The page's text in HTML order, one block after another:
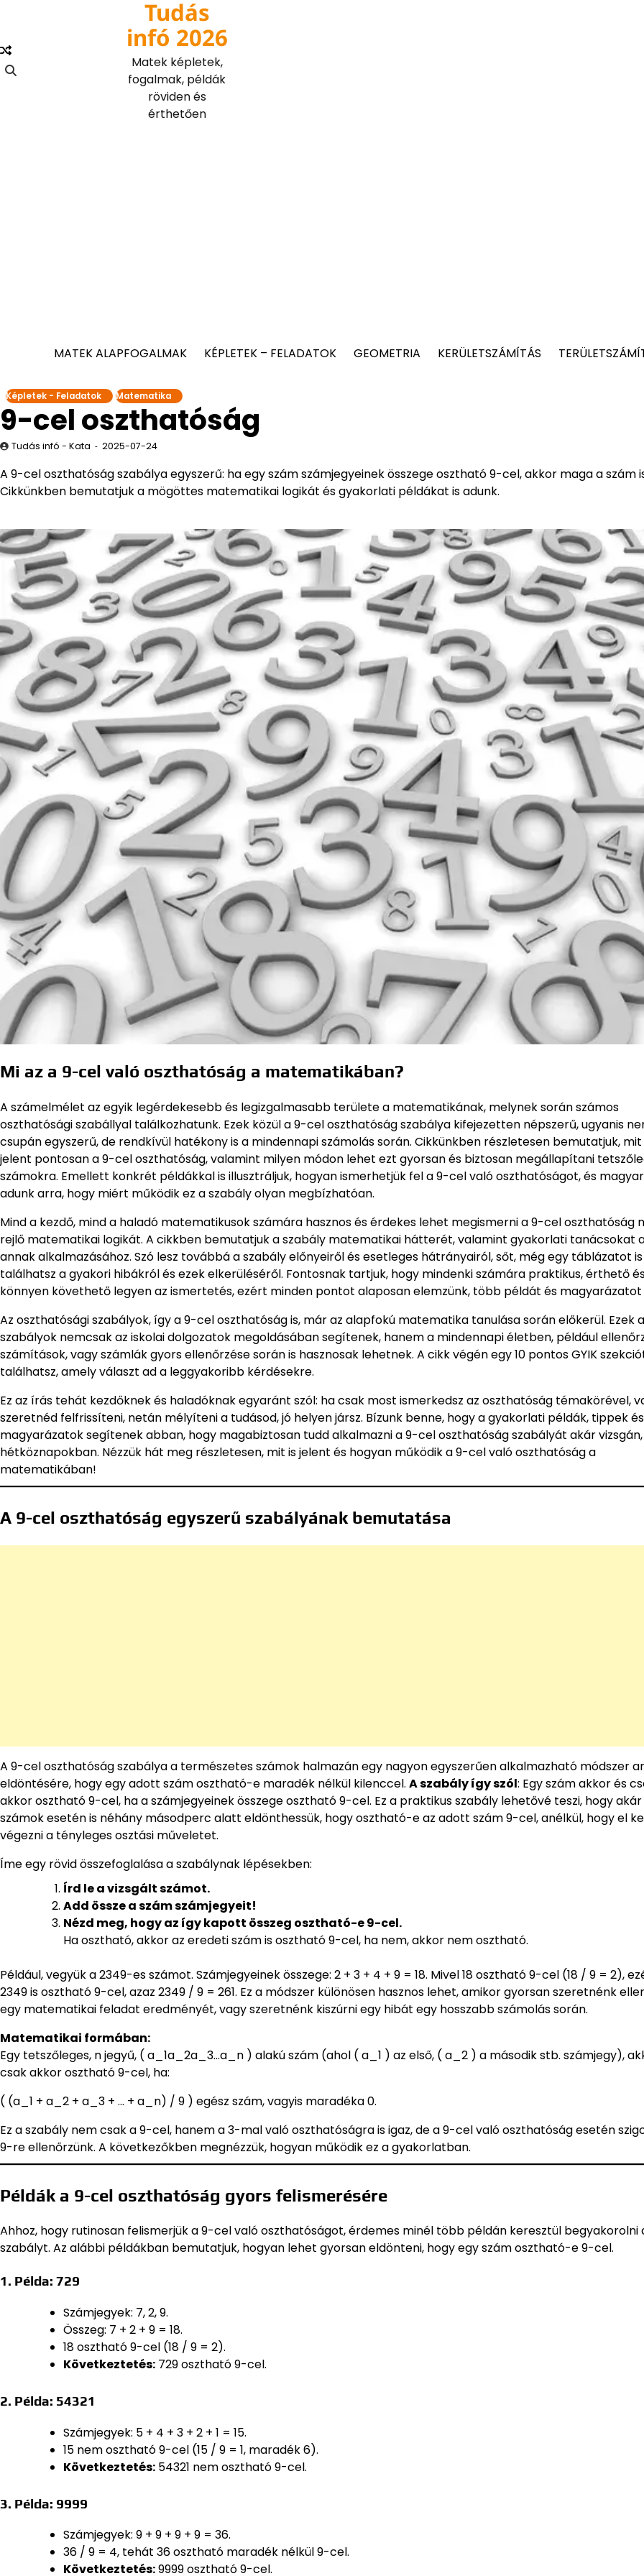
content
Tudás
infó 2026
Matek képletek,
fogalmak, példák
röviden és
érthetően
MATEK ALAPFOGALMAK KÉPLETEK – FELADATOK GEOMETRIA KERÜLETSZÁMÍTÁS
Képletek - Feladatok Matematika
9-cel oszthatóság
Tudás infó - Kata 2025-07-24
A 9-cel oszthatóság szabálya egyszerű: ha egy szám számjegyeinek összege osztható 9-cel, akkor maga a szám
Cikkünkben bemutatjuk a mögöttes matematikai logikát és gyakorlati példákat is adunk.
Mi az a 9-cel való oszthatóság a matematikában?
A számelmélet az egyik legérdekesebb és legizgalmasabb területe a matematikának, melynek során számos
oszthatósági szabállyal találkozhatunk. Ezek közül a 9-cel oszthatóság szabálya kifejezetten népszerű, ugyanis
csupán egyszerű, de rendkívül hatékony is a mindennapi számolás során. Cikkünkben részletesen bemutatjuk, mit
jelent pontosan a 9-cel oszthatóság, valamint milyen módon lehet ezt gyorsan és biztosan megállapítani
számokra. Emellett konkrét példákkal is illusztráljuk, hogyan ismerhetjük fel a 9-cel való oszthatóságot, és
adunk arra, hogy miért működik ez a szabály olyan megbízhatóan.
Mind a kezdő, mind a haladó matematikusok számára hasznos és érdekes lehet megismerni a 9-cel oszthatóság
rejlő matematikai logikát. A cikkben bemutatjuk a szabály matematikai hátterét, valamint gyakorlati tanácsokat
annak alkalmazásához. Szó lesz továbbá a szabály előnyeiről és esetleges hátrányairól, sőt, még egy táblázatot is
találhatsz a gyakori hibákról és ezek elkerüléséről. Fontosnak tartjuk, hogy mindenki számára praktikus, érthető
könnyen követhető legyen az ismertetés, ezért minden pontot alaposan elemzünk, több példát és magyarázatot
Az oszthatósági szabályok, így a 9-cel oszthatóság is, már az alapfokú matematika tanulása során előkerül. Ezek a
szabályok nemcsak az iskolai dolgozatok megoldásában segítenek, hanem a mindennapi életben, például
számítások, vagy számlák gyors ellenőrzése során is hasznosak lehetnek. A cikk végén egy 10 pontos GYIK
találhatsz, amely választ ad a leggyakoribb kérdésekre.
Ez az írás tehát kezdőknek és haladóknak egyaránt szól: ha csak most ismerkedsz az oszthatóság témakörével,
szeretnéd felfrissíteni, netán mélyíteni a tudásod, jó helyen jársz. Bízunk benne, hogy a gyakorlati példák, tippek és
magyarázatok segítenek abban, hogy magabiztosan tudd alkalmazni a 9-cel oszthatóság szabályát akár
hétköznapokban. Nézzük hát meg részletesen, mit is jelent és hogyan működik a 9-cel való oszthatóság a
matematikában!
A 9-cel oszthatóság egyszerű szabályának bemutatása
A 9-cel oszthatóság szabálya a természetes számok halmazán egy nagyon egyszerűen alkalmazható módszer
eldöntésére, hogy egy adott szám osztható-e maradék nélkül kilenccel. A szabály így szól: Egy szám akkor és
akkor osztható 9-cel, ha a számjegyeinek összege osztható 9-cel. Ez a praktikus szabály lehetővé teszi, hogy
számok esetén is néhány másodperc alatt eldönthessük, hogy osztható-e az adott szám 9-cel, anélkül, hogy el
végezni a tényleges osztási műveletet.
Íme egy rövid összefoglalása a szabálynak lépésekben:
Írd le a vizsgált számot.
Add össze a szám számjegyeit!
Nézd meg, hogy az így kapott összeg osztható-e 9-cel.
Ha osztható, akkor az eredeti szám is osztható 9-cel, ha nem, akkor nem osztható.
Például, vegyük a 2349-es számot. Számjegyeinek összege: 2 + 3 + 4 + 9 = 18. Mivel 18 osztható 9-cel (18 / 9 = 2),
2349 is osztható 9-cel, azaz 2349 / 9 = 261. Ez a módszer különösen hasznos lehet, amikor gyorsan szeretnénk
egy matematikai feladat eredményét, vagy szeretnénk kiszúrni egy hibát egy hosszabb számolás során.
Matematikai formában:
Egy tetszőleges, n jegyű, ( a_1a_2a_3…a_n ) alakú szám (ahol ( a_1 ) az első, ( a_2 ) a második stb. számjegy),
csak akkor osztható 9-cel, ha:
( (a_1 + a_2 + a_3 + … + a_n) / 9 ) egész szám, vagyis maradéka 0.
Ez a szabály nem csak a 9-cel, hanem a 3-mal való oszthatóságra is igaz, de a 9-cel való oszthatóság esetén
9-re ellenőrzünk. A következőkben megnézzük, hogyan működik ez a gyakorlatban.
Példák a 9-cel oszthatóság gyors felismerésére
Ahhoz, hogy rutinosan felismerjük a 9-cel való oszthatóságot, érdemes minél több példán keresztül begyakorolni
szabályt. Az alábbi példákban bemutatjuk, hogyan lehet gyorsan eldönteni, hogy egy szám osztható-e 9-cel.
1. Példa: 729
Számjegyek: 7, 2, 9.
Összeg: 7 + 2 + 9 = 18.
18 osztható 9-cel (18 / 9 = 2).
Következtetés: 729 osztható 9-cel.
2. Példa: 54321
Számjegyek: 5 + 4 + 3 + 2 + 1 = 15.
15 nem osztható 9-cel (15 / 9 = 1, maradék 6).
Következtetés: 54321 nem osztható 9-cel.
3. Példa: 9999
Számjegyek: 9 + 9 + 9 + 9 = 36.
36 / 9 = 4, tehát 36 osztható maradék nélkül 9-cel.
Következtetés:9999 osztható 9-cel.